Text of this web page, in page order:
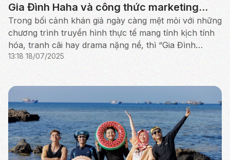
Gia Đình Haha và công thức marketing
chữa lành từ giá trị thực
Trong bối cảnh khán giả ngày càng mệt mỏi với những
chương trình truyền hình thực tế mang tính kịch tính
hóa, tranh cãi hay drama nặng nề, thì “Gia Đình
Haha" lại bất ngờ xuất hiện như một làn gió mới
13:18 18/07/2025